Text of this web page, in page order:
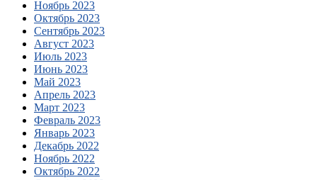
Ноябрь 2023
Октябрь 2023
Сентябрь 2023
Август 2023
Июль 2023
Июнь 2023
Май 2023
Апрель 2023
Март 2023
Февраль 2023
Январь 2023
Декабрь 2022
Ноябрь 2022
Октябрь 2022